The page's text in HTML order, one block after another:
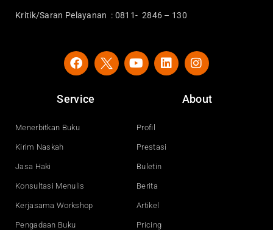
Kritik/Saran Pelayanan : 0811- 2846 – 130
F
a
e
b
o
Y
o
e
L
i
n
I
n
t
a
Service
Menerbitkan Buku
Kirim Naskah
Jasa Haki
Konsultasi Menulis
Kerjasama Workshop
Pengadaan Buku
About
Profil
Prestasi
Buletin
Berita
Artikel
Pricing